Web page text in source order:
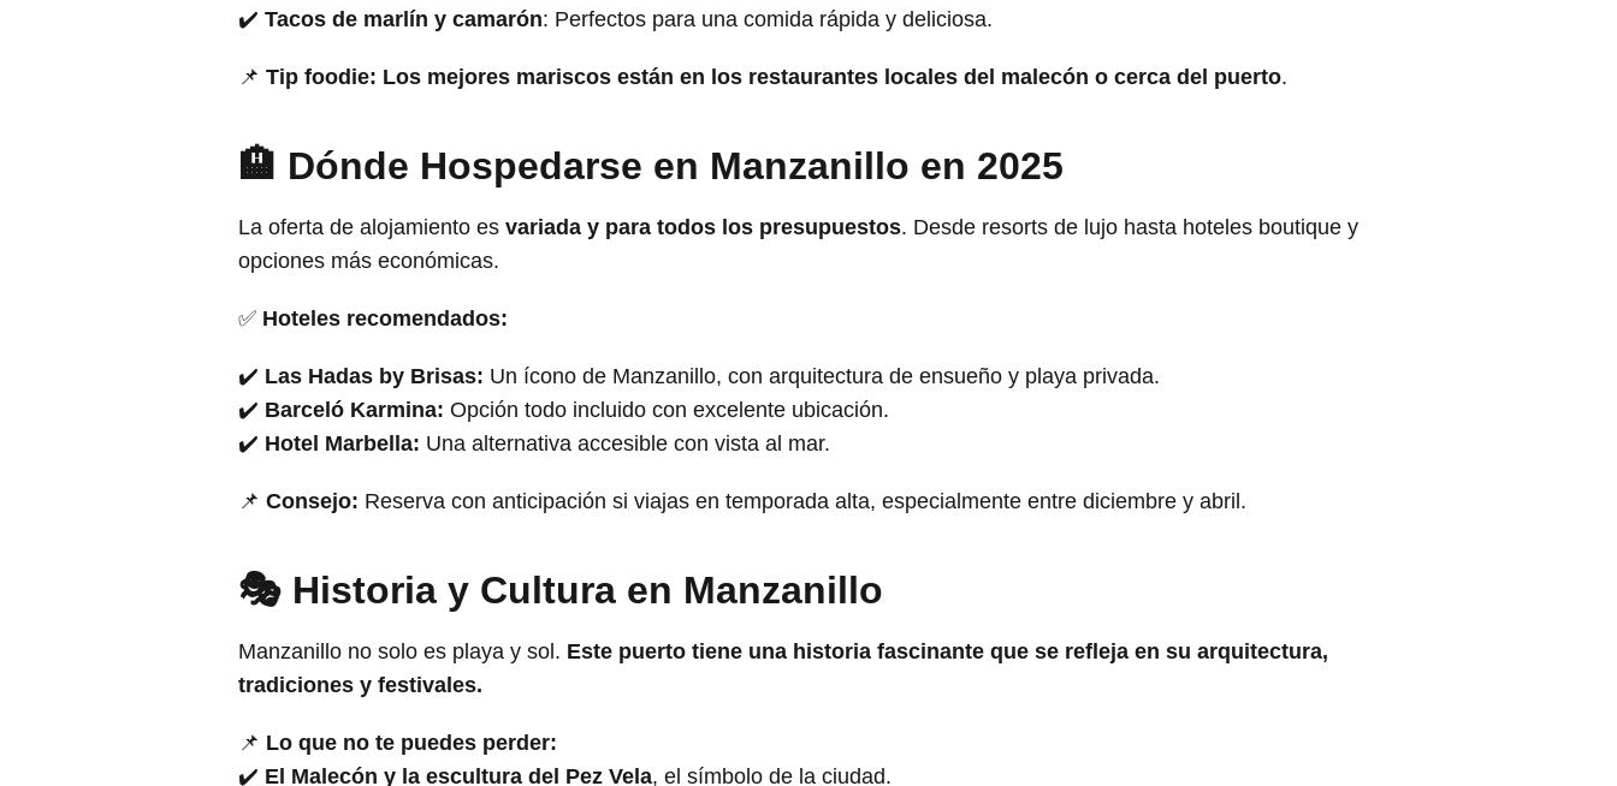
✔️ Tacos de marlín y camarón: Perfectos para una comida rápida y deliciosa.
📌 Tip foodie: Los mejores mariscos están en los restaurantes locales del malecón o cerca del puerto.
🏨 Dónde Hospedarse en Manzanillo en 2025
La oferta de alojamiento es variada y para todos los presupuestos. Desde resorts de lujo hasta hoteles boutique y
opciones más económicas.
✅ Hoteles recomendados:
✔️ Las Hadas by Brisas: Un ícono de Manzanillo, con arquitectura de ensueño y playa privada.
✔️ Barceló Karmina: Opción todo incluido con excelente ubicación.
✔️ Hotel Marbella: Una alternativa accesible con vista al mar.
📌 Consejo: Reserva con anticipación si viajas en temporada alta, especialmente entre diciembre y abril.
🎭 Historia y Cultura en Manzanillo
Manzanillo no solo es playa y sol. Este puerto tiene una historia fascinante que se refleja en su arquitectura,
tradiciones y festivales.
📌 Lo que no te puedes perder:
✔️ El Malecón y la escultura del Pez Vela, el símbolo de la ciudad.